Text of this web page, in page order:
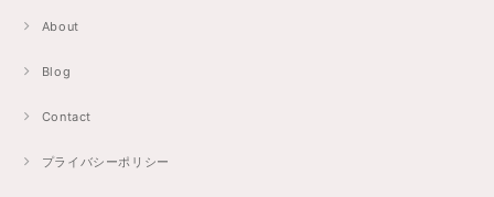
About
Blog
Contact
プライバシーポリシー